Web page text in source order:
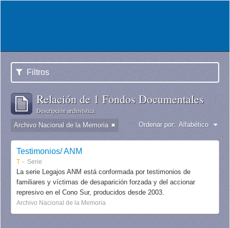
Filtros
Relación de 1 Fondos Documentales
Descripción archivística
Archivo Nacional de la Memoria Ordenar por: Alfabético
Testimonios/ ANM
T Serie
La serie Legajos ANM está conformada por testimonios de
familiares y víctimas de desaparición forzada y del accionar
represivo en el Cono Sur, producidos desde 2003.
Archivo Nacional de la Memoria